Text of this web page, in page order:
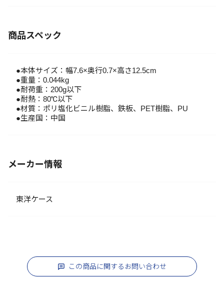
商品スペック
●本体サイズ：幅7.6×奥行0.7×高さ12.5cm
●重量：0.044kg
●耐荷重：200g以下
●耐熱：80℃以下
●材質：ポリ塩化ビニル樹脂、鉄板、PET樹脂、PU
●生産国：中国
メーカー情報
東洋ケース
この商品に関するお問い合わせ